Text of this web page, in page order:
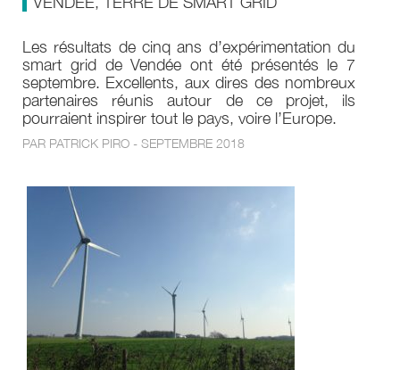
Les résultats de cinq ans d’expérimentation du
smart grid de Vendée ont été présentés le 7
septembre. Excellents, aux dires des nombreux
partenaires réunis autour de ce projet, ils
pourraient inspirer tout le pays, voire l’Europe.
PAR PATRICK PIRO - SEPTEMBRE 2018